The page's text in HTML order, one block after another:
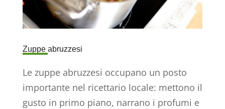
Zuppe abruzzesi
Le zuppe abruzzesi occupano un posto
importante nel ricettario locale: mettono il
gusto in primo piano, narrano i profumi e